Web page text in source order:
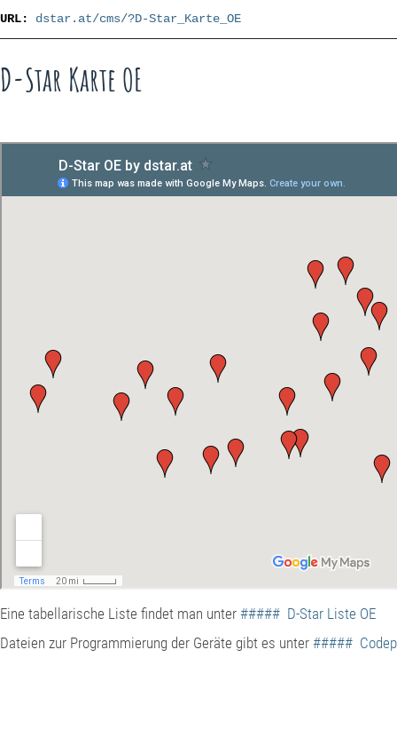
URL: dstar.at/cms/?D-Star_Karte_OE
D-Star Karte OE
Eine tabellarische Liste findet man unter ##### D-Star Liste OE
Dateien zur Programmierung der Geräte gibt es unter #####